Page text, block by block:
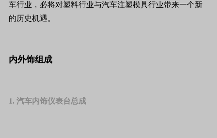
车行业，必将对塑料行业与汽车注塑模具行业带来一个新
的历史机遇。
内外饰组成
1. 汽车内饰仪表台总成